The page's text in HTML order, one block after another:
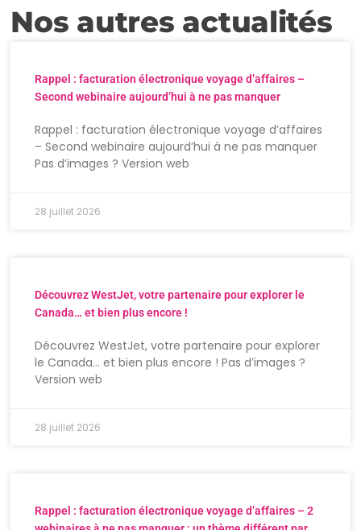
Nos autres actualités
Rappel : facturation électronique voyage d’affaires –
Second webinaire aujourd’hui à ne pas manquer
Rappel : facturation électronique voyage d’affaires
– Second webinaire aujourd’hui à ne pas manquer
Pas d’images ? Version web
28 juillet 2026
Découvrez WestJet, votre partenaire pour explorer le
Canada… et bien plus encore !
Découvrez WestJet, votre partenaire pour explorer
le Canada… et bien plus encore ! Pas d’images ?
Version web
28 juillet 2026
Rappel : facturation électronique voyage d’affaires – 2